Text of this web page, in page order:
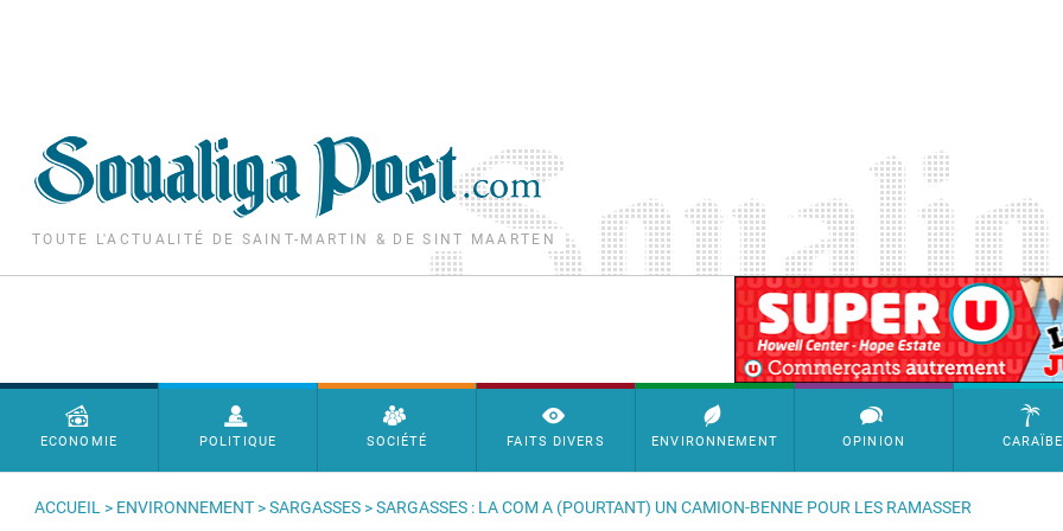
TOUTE L'ACTUALITÉ DE SAINT-MARTIN & DE SINT MAARTEN
SimpleAds Block Bannière
Menu principal
ECONOMIE POLITIQUE SOCIÉTÉ FAITS DIVERS ENVIRONNEMENT OPINION CARAÏBE
ACCUEIL > ENVIRONNEMENT >SARGASSES > SARGASSES : LA COM A (POURTANT) UN CAMION-BENNE POUR LES RAMASSER